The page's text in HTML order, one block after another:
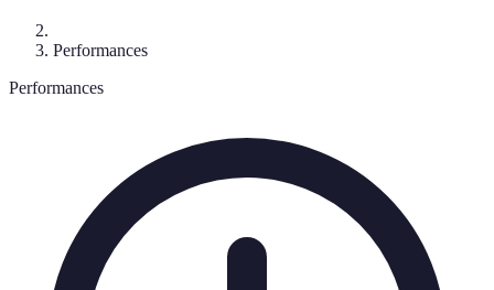
Performances
Performances